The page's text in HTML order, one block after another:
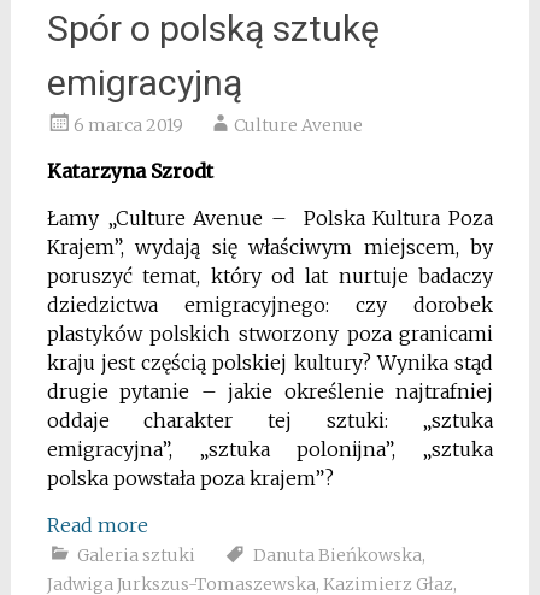
Spór o polską sztukę
emigracyjną
6 marca 2019 Culture Avenue
Katarzyna Szrodt
Łamy „Culture Avenue – PolskaKulturaPoza
Krajem”, wydają się właściwym miejscem, by
poruszyć temat, który od lat nurtuje badaczy
dziedzictwa emigracyjnego: czy dorobek
plastyków polskich stworzony poza granicami
kraju jest częścią polskiej kultury? Wynika stąd
drugie pytanie – jakie określenie najtrafniej
oddaje charakter tej sztuki: „sztuka
emigracyjna”, „sztuka polonijna”, „sztuka
polska powstała poza krajem”?
Read more
Galeria sztuki Danuta Bieńkowska,
Jadwiga Jurkszus-Tomaszewska, Kazimierz Głaz,